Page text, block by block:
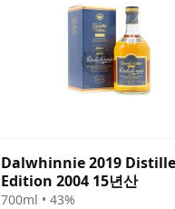
Dalwhinnie 2019
Edition 2004 15년산
700ml • 43%